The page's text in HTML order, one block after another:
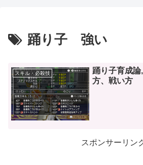
踊り子 強い
スキル・必殺技
踊り子育成
方、戦い方
スポンサーリン